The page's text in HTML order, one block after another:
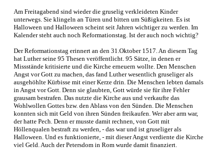
Am Freitagabend sind wieder die gruselig verkleideten Kinder
unterwegs. Sie klingeln an Türen und bitten um Süßigkeiten. Es ist
Halloween und Halloween scheint seit Jahren wichtiger zu werden. Im
Kalender steht auch noch Reformationstag. Ist der auch noch wichtig?
Der Reformationstag erinnert an den 31.Oktober 1517. An diesem Tag
hat Luther seine 95 Thesen veröffentlicht. 95 Sätze, in denen er
Missstände kritisierte und die Kirche erneuern wollte. Den Menschen
Angst vor Gott zu machen, das fand Luther wesentlich gruseliger als
ausgehöhlte Kürbisse mit einer Kerze drin. Die Menschen lebten damals
in Angst vor Gott. Denn sie glaubten, Gott würde sie für ihre Fehler
grausam bestrafen. Das nutzte die Kirche aus und verkaufte das
Wohlwollen Gottes bzw. den Ablass von den Sünden. Die Menschen
konnten sich mit Geld von ihren Sünden freikaufen. Wer aber arm war,
der hatte Pech. Denn er musste damit rechnen, von Gott mit
Höllenqualen bestraft zu werden, - das war und ist gruseliger als
Halloween. Und es funktionierte, - mit dieser Angst verdiente die Kirche
viel Geld. Auch der Petersdom in Rom wurde damit finanziert.